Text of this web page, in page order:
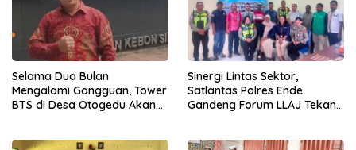
Selama Dua Bulan
Mengalami Gangguan, Tower
BTS di Desa Otogedu Akan
Sinergi Lintas Sektor,
Satlantas Polres Ende
Gandeng Forum LLAJ Tekan